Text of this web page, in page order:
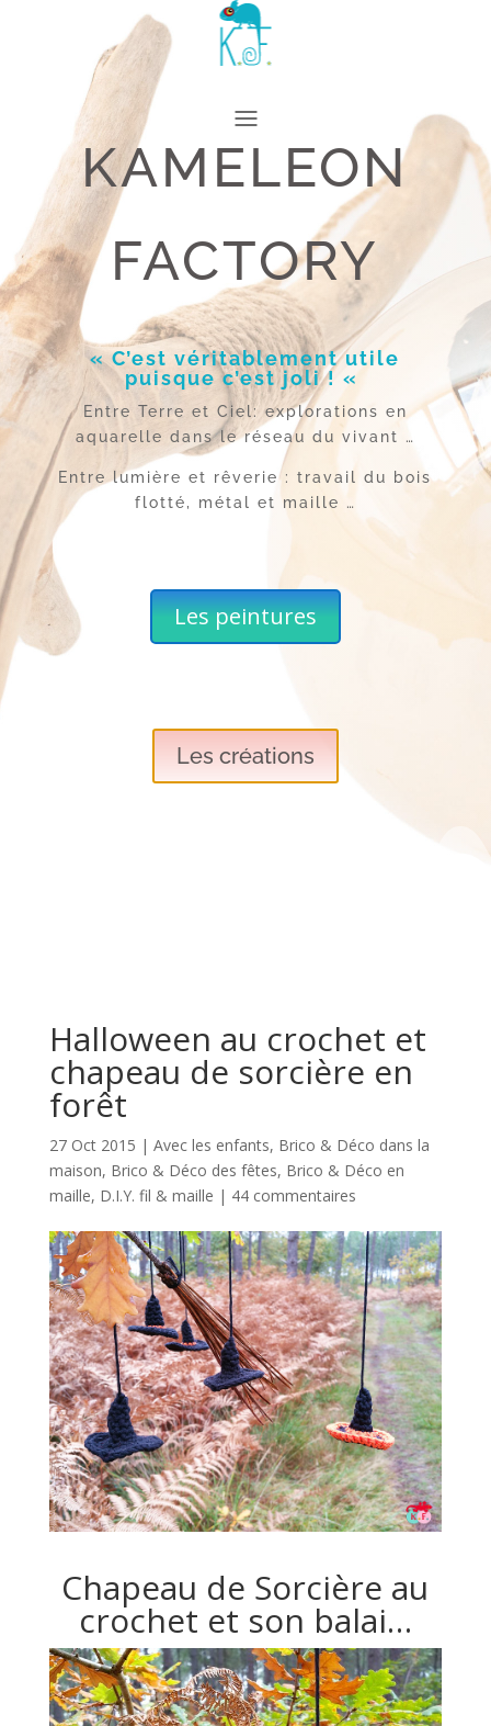
KAMELEON
FACTORY
« C’est véritablement utile
puisque c’est joli ! «
Entre Terre et Ciel: explorations en
aquarelle dans le réseau du vivant …
Entre lumière et rêverie : travail du bois
flotté, métal et maille …
Les peintures
Les créations
Halloween au crochet et
chapeau de sorcière en
forêt
27 Oct 2015 | Avec les enfants, Brico & Déco dans la
maison, Brico & Déco des fêtes, Brico & Déco en
maille, D.I.Y. fil & maille | 44 commentaires
Chapeau de Sorcière au
crochet et son balai…